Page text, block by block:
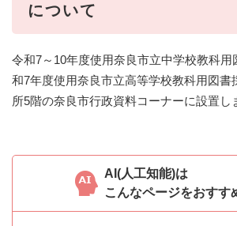
について
令和7～10年度使用奈良市立中学校教科用
和7年度使用奈良市立高等学校教科用図書
所5階の奈良市行政資料コーナーに設置し
AI(人工知能)は
こんなページをおすす